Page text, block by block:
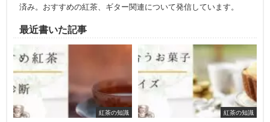
済み。おすすめの紅茶、ギター関連について発信しています。
最近書いた記事
紅茶の知識 紅茶の知識